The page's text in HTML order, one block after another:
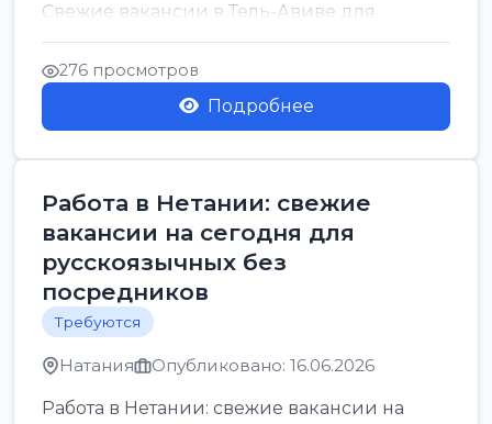
Свежие вакансии в Тель-Авиве для
мужчин и женщин от хозя...
276 просмотров
Подробнее
Работа в Нетании: свежие
вакансии на сегодня для
русскоязычных без
посредников
Требуются
Натания Опубликовано: 16.06.2026
Работа в Нетании: свежие вакансии на